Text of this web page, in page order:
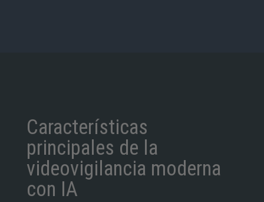
Características
principales de la
videovigilancia moderna
con IA